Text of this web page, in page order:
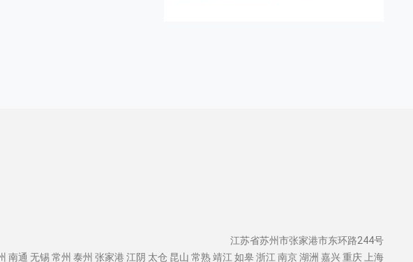
江苏省苏州市张家港市东环路244号
南通 无锡常州 泰州 张家港 江阴 太仓 昆山 常熟靖江 如皋浙江 南京湖洲 嘉兴重庆 上海